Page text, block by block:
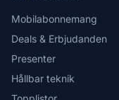
Mobilabonnemang
Deals & Erbjudanden
Presenter
Hållbar teknik